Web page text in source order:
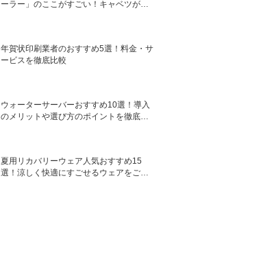
ーラー」のここがすごい！キャベツがほ
年賀状印刷業者のおすすめ5選！料金・サ
ービスを徹底比較
ウォーターサーバーおすすめ10選！導入
のメリットや選び方のポイントを徹底解
夏用リカバリーウェア人気おすすめ15
選！涼しく快適にすごせるウェアをご紹